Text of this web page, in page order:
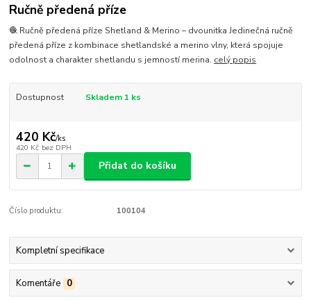
Ručně předená příze
🧶 Ručně předená příze Shetland & Merino – dvounitka Jedinečná ručně
předená příze z kombinace shetlandské a merino vlny, která spojuje
odolnost a charakter shetlandu s jemností merina. celý popis
Dostupnost Skladem 1 ks
420 Kč/ks
420 Kč bez DPH
Přidat do košíku
Číslo produktu: 100104
Kompletní specifikace
Komentáře 0